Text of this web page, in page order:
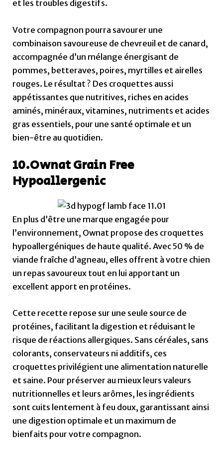
et les troubles digestifs.
Votre compagnon pourra savourer une
combinaison savoureuse de chevreuil et de canard,
accompagnée d’un mélange énergisant de
pommes, betteraves, poires, myrtilles et airelles
rouges. Le résultat ? Des croquettes aussi
appétissantes que nutritives, riches en acides
aminés, minéraux, vitamines, nutriments et acides
gras essentiels, pour une santé optimale et un
bien-être au quotidien.
10.Ownat Grain Free
Hypoallergenic
En plus d’être une marque engagée pour
l’environnement, Ownat propose des croquettes
hypoallergéniques de haute qualité. Avec 50 % de
viande fraîche d’agneau, elles offrent à votre chien
un repas savoureux tout en lui apportant un
excellent apport en protéines.
Cette recette repose sur une seule source de
protéines, facilitant la digestion et réduisant le
risque de réactions allergiques. Sans céréales, sans
colorants, conservateurs ni additifs, ces
croquettes privilégient une alimentation naturelle
et saine. Pour préserver au mieux leurs valeurs
nutritionnelles et leurs arômes, les ingrédients
sont cuits lentement à feu doux, garantissant ainsi
une digestion optimale et un maximum de
bienfaits pour votre compagnon.